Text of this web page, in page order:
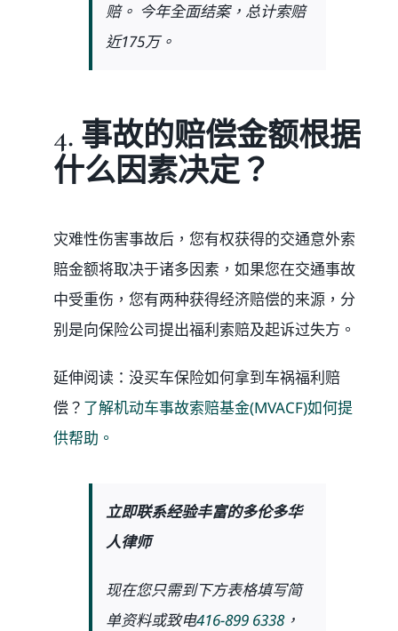
赔。 今年全面结案，总计索赔
近175万。
4. 事故的赔偿金额根据
什么因素决定？
灾难性伤害事故后，您有权获得的交通意外索
賠金额将取决于诸多因素，如果您在交通事故
中受重伤，您有两种获得经济赔偿的来源，分
别是向保险公司提出福利索赔及起诉过失方。
延伸阅读：没买车保险如何拿到车祸福利赔
偿？ 了解机动车事故索赔基金(MVACF)如何提
供帮助。
立即联系经验丰富的多伦多华
人律师
现在您只需到下方表格填写简
单资料或致电416-899 6338，